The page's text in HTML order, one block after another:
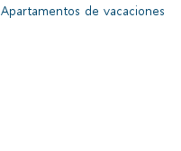
Apartamentos de vacaciones